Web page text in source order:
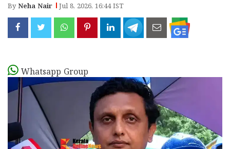
ByNeha Nair Jul 8, 2026, 16:44 IST
Whatsapp Group